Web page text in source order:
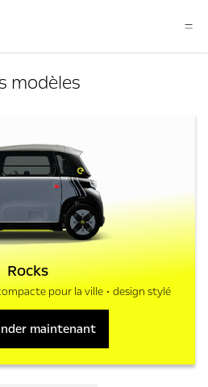
modèles
Rocks
pour la ville design stylé
maintenant